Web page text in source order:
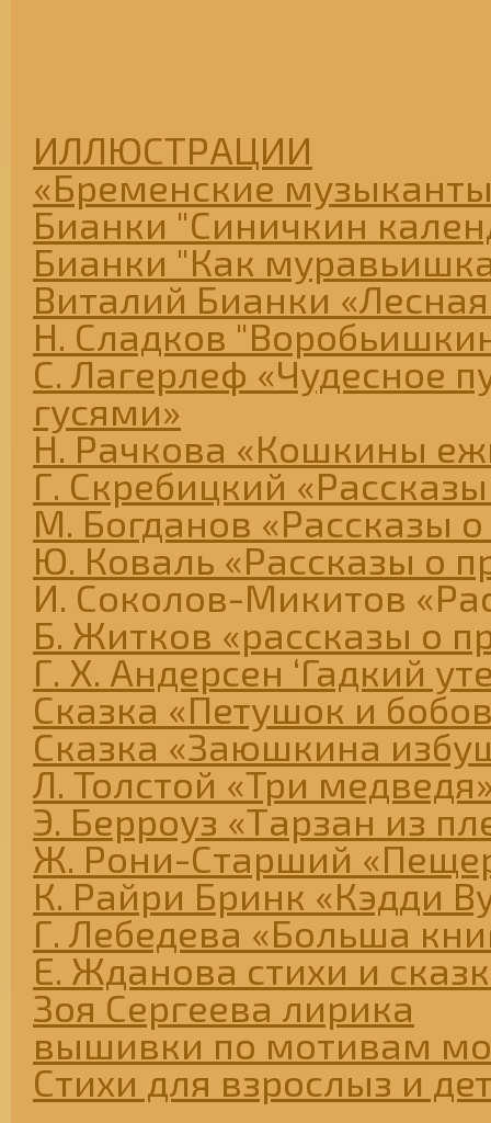
ИЛЛЮСТРАЦИИ
«Бременские
Бианки "Синичкин
Бианки "Как
Виталий Бианки «Лесная
Н. Сладков
С. Лагерлеф «Чудесное
гусями»
Н. Рачкова «Кошкины
Г. Скребицкий
М. Богданов «Рассказы
Ю. Коваль «Рассказы о
И. Соколов-Микитов
Б. Житков «рассказы о
Г. Х. Андерсен ‘Гадкий
Сказка «Петушок и
Сказка «Заюшкина
Л. Толстой «Три
Э. Берроуз «Тарзан из
Ж. Рони-Старший
К. Райри Бринк «Кэдди
Г. Лебедева «Больша
Е. Жданова стихи и
Зоя Сергеева лирика
вышивки по мотивам
Стихи для взрослыз и